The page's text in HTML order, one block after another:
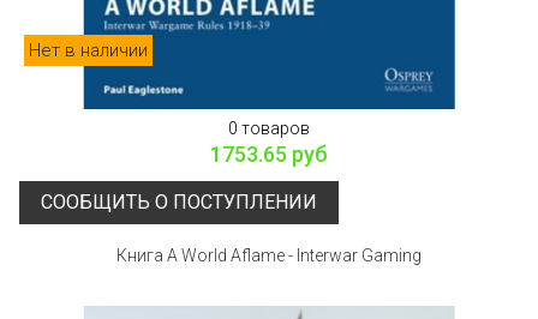
Нет в наличии
0 товаров
1753.65 руб
СООБЩИТЬ О ПОСТУПЛЕНИИ
Книга A World Aflame - Interwar Gaming